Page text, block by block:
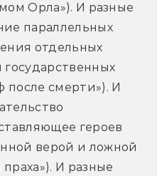
Орла»). И разные
параллельных
отдельных
после смерти»). И
героев
верой и ложной
И разные